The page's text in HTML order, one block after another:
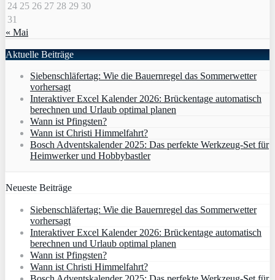
24 25 26 27 28 29 30
31
« Mai
Aktuelle Beiträge
Siebenschläfertag: Wie die Bauernregel das Sommerwetter
vorhersagt
Interaktiver Excel Kalender 2026: Brückentage automatisch
berechnen und Urlaub optimal planen
Wann ist Pfingsten?
Wann ist Christi Himmelfahrt?
Bosch Adventskalender 2025: Das perfekte Werkzeug-Set für
Heimwerker und Hobbybastler
Neueste Beiträge
Siebenschläfertag: Wie die Bauernregel das Sommerwetter
vorhersagt
Interaktiver Excel Kalender 2026: Brückentage automatisch
berechnen und Urlaub optimal planen
Wann ist Pfingsten?
Wann ist Christi Himmelfahrt?